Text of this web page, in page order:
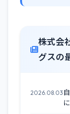
株式会
グスの
2026.08.03